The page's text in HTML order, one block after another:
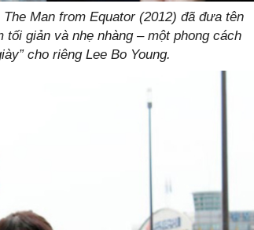
Man from Equator (2012) đã đưa tên
giản và nhẹ nhàng – một phong cách
cho riêng Lee Bo Young.